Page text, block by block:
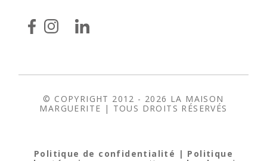
© COPYRIGHT 2012 - 2026 LA MAISON
MARGUERITE | TOUS DROITS RÉSERVÉS
Politique de confidentialité | Politique